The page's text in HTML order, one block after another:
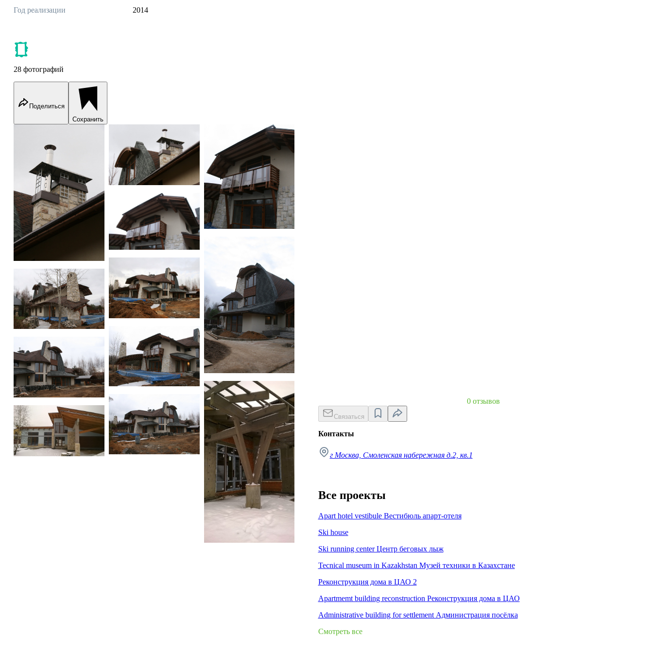
Год реализации 2014
28 фотографий
Поделиться
Сохранить
Construction in progress Construction in progress
Construction in progress
Construction in progress
Construction in progress
Construction in progress
Construction in progress
Construction in progress
Construction in progress
Construction in progress
0 отзывов
Связаться
Контакты
г Москва, Смоленская набережная д.2, кв.1
Все проекты
Apart hotel vestibule Вестибюль апарт-отеля
Ski house
Ski running center Центр беговых лыж
Tecnical museum in Kazakhstan Музей техники в Казахстане
Реконструкция дома в ЦАО 2
Apartmemt building reconstruction Реконструкция дома в ЦАО
Administrative building for settlement Администрация посёлка
Смотреть все